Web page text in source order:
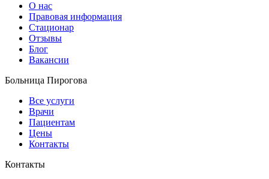
О нас
Правовая информация
Стационар
Отзывы
Блог
Вакансии
Больница Пирогова
Все услуги
Врачи
Пациентам
Цены
Контакты
Контакты